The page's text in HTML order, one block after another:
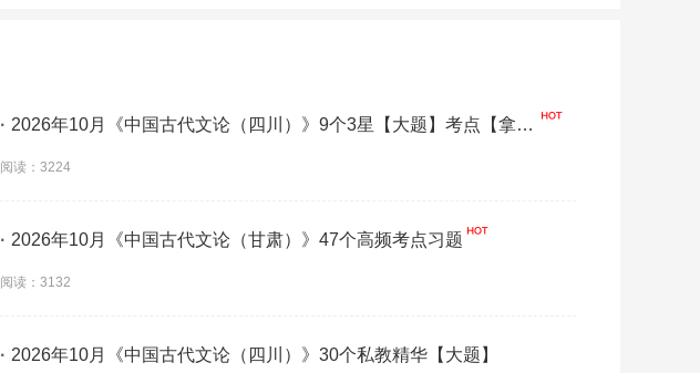
· 2026年10月《中国古代文论（四川）》9个3星【大题】考点【拿分
必背】
阅读：3224
· 2026年10月《中国古代文论（甘肃）》47个高频考点习题
阅读：3132
· 2026年10月《中国古代文论（四川）》30个私教精华【大题】